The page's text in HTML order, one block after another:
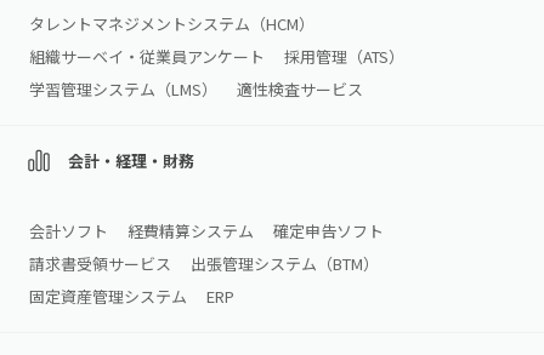
タレントマネジメントシステム（HCM）
組織サーベイ・従業員アンケート
採用管理（ATS）
学習管理システム（LMS）
適性検査サービス
会計・経理・財務
会計ソフト 経費精算システム
確定申告ソフト
請求書受領サービス
出張管理システム（BTM）
固定資産管理システム
ERP